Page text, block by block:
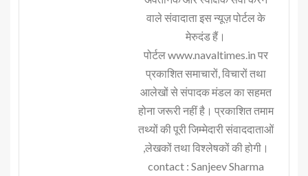
वाले संवादाता इस न्यूज़ पोर्टल के
मेरुदंड हैं।
पोर्टल www.navaltimes.in पर
प्रकाशित समाचारों, विचारों तथा
आलेखों से संपादक मंडल का सहमत
होना जरूरी नहीं है। प्रकाशित तमाम
तथ्यों की पूरी जिम्मेदारी संवाददाताओं
,लेखकों तथा विश्लेषकों की होगी।
contact : Sanjeev Sharma